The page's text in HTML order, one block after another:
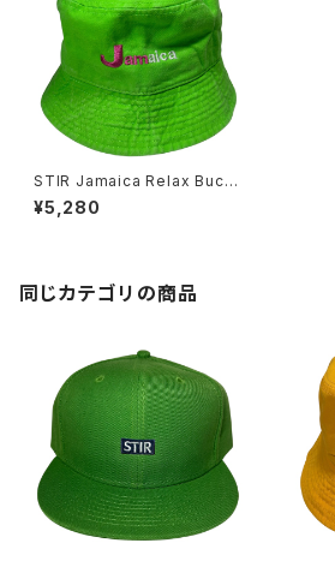
STIR Jamaica Relax Bucke
t Hat
¥5,280
同じカテゴリの商品